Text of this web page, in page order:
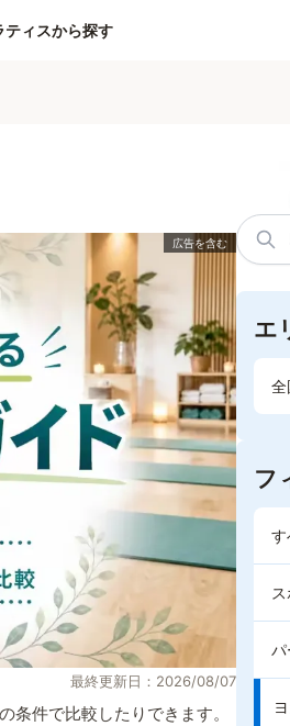
ティスから探す
最終更新日：2026/08/07
件で比較したりできます。
エ
全
フ
す
パ